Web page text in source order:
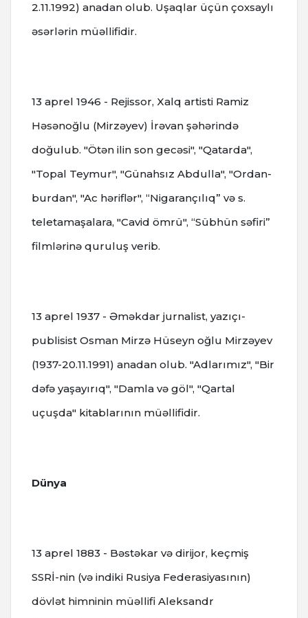
2.11.1992) anadan olub. Uşaqlar üçün çoxsaylı
əsərlərin müəllifidir.
13 aprel 1946 - Rejissor, Xalq artisti Ramiz
Həsənoğlu (Mirzəyev) İrəvan şəhərində
doğulub. "Ötən ilin son gecəsi", "Qatarda",
"Topal Teymur", "Günahsız Abdulla", "Ordan-
burdan", "Ac həriflər", “Nigarançılıq” və s.
teletamaşalara, "Cavid ömrü", “Sübhün səfiri”
filmlərinə quruluş verib.
13 aprel 1937 - Əməkdar jurnalist, yazıçı-
publisist Osman Mirzə Hüseyn oğlu Mirzəyev
(1937-20.11.1991) аnаdаn оlub. "Adlarımız", "Bir
dəfə yaşayırıq", "Damla və göl", "Qartal
uçuşda" kitablarının müəllifidir.
Dünya
13 aprel 1883 - Bəstəkar və dirijor, keçmiş
SSRİ-nin (və indiki Rusiya Federasiyasının)
dövlət himninin müəllifi Aleksandr